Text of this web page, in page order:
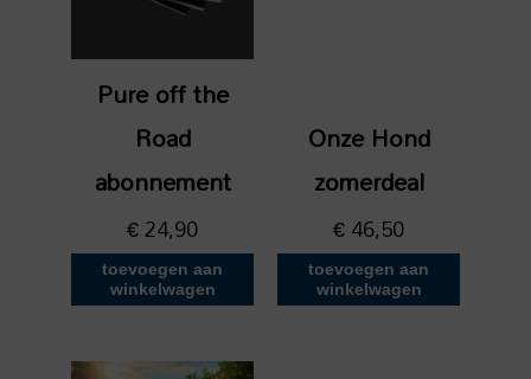
Pure off the
Road
abonnement
€24,90
toevoegen aan
winkelwagen
Onze Hond
zomerdeal
€46,50
toevoegen aan
winkelwagen